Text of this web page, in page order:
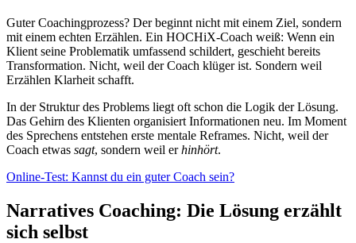
Guter Coachingprozess? Der beginnt nicht mit einem Ziel, sondern
mit einem echten Erzählen. Ein HOCHiX-Coach weiß: Wenn ein
Klient seine Problematik umfassend schildert, geschieht bereits
Transformation. Nicht, weil der Coach klüger ist. Sondern weil
Erzählen Klarheit schafft.
In der Struktur des Problems liegt oft schon die Logik der Lösung.
Das Gehirn des Klienten organisiert Informationen neu. Im Moment
des Sprechens entstehen erste mentale Reframes. Nicht, weil der
Coach etwas sagt, sondern weil erhinhört.
Online-Test: Kannst du ein guter Coach sein?
Narratives Coaching: Die Lösung erzählt
sich selbst